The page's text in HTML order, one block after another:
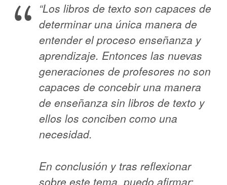
“Los libros de texto son capaces de
determinar una única manera de
entender el proceso enseñanza y
aprendizaje. Entonces las nuevas
generaciones de profesores no son
capaces de concebir una manera
de enseñanza sin libros de texto y
ellos los conciben como una
necesidad.
En conclusión y tras reflexionar
sobre este tema, puedo afirmar: